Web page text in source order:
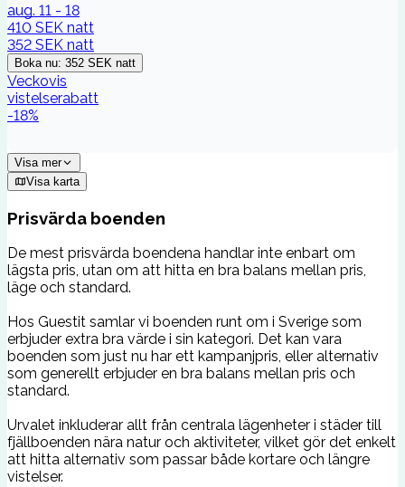
aug. 11 - 18
410 SEK natt
352 SEK natt
Boka nu: 352 SEK natt
Veckovis
vistelserabatt
-18%
Visa mer
Visa karta
Prisvärda boenden
De mest prisvärda boendena handlar inte enbart om
lägsta pris, utan om att hitta en bra balans mellan pris,
läge och standard.
Hos Guestit samlar vi boenden runt om i Sverige som
erbjuder extra bra värde i sin kategori. Det kan vara
boenden som just nu har ett kampanjpris, eller alternativ
som generellt erbjuder en bra balans mellan pris och
standard.
Urvalet inkluderar allt från centrala lägenheter i städer till
fjällboenden nära natur och aktiviteter, vilket gör det enkelt
att hitta alternativ som passar både kortare och längre
vistelser.